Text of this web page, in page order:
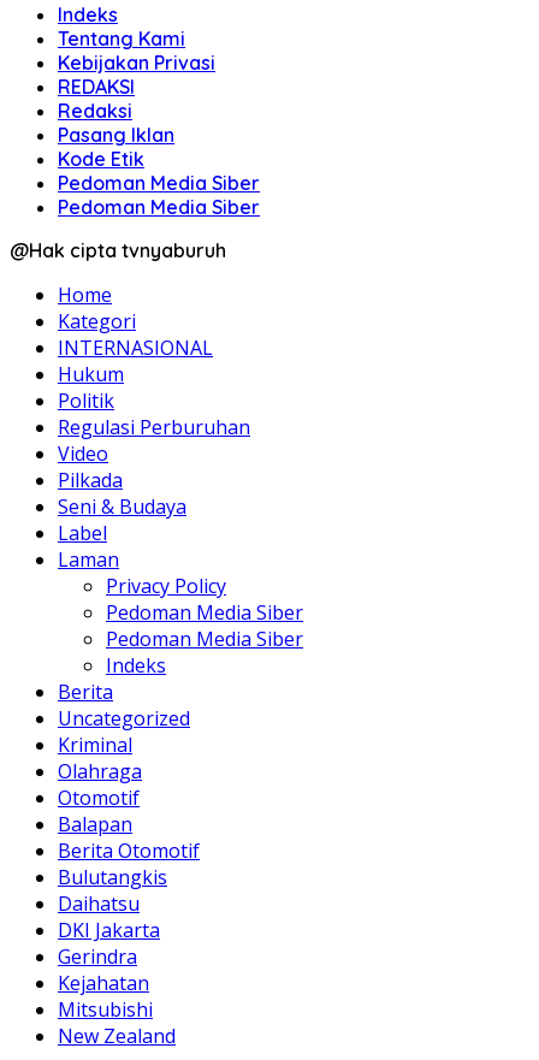
Indeks
Tentang Kami
Kebijakan Privasi
REDAKSI
Redaksi
Pasang Iklan
Kode Etik
Pedoman Media Siber
Pedoman Media Siber
@Hak cipta tvnyaburuh
Home
Kategori
INTERNASIONAL
Hukum
Politik
Regulasi Perburuhan
Video
Pilkada
Seni & Budaya
Label
Laman
Privacy Policy
Pedoman Media Siber
Pedoman Media Siber
Indeks
Berita
Uncategorized
Kriminal
Olahraga
Otomotif
Balapan
Berita Otomotif
Bulutangkis
Daihatsu
DKI Jakarta
Gerindra
Kejahatan
Mitsubishi
New Zealand